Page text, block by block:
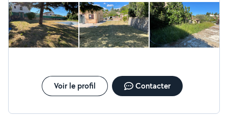
Voir le profil Contacter